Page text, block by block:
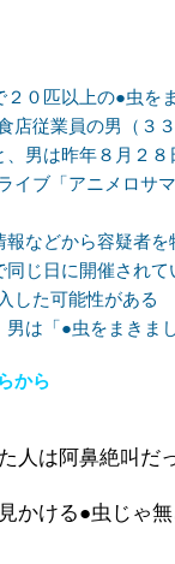
２０匹以上の●虫を
店従業員の男（３
、男は昨年８月２
イブ「アニメロサ
報などから容疑者を
同じ日に開催され
した可能性がある
男は「●虫をまきま
から
人は阿鼻絶叫だ
かける●虫じゃ無